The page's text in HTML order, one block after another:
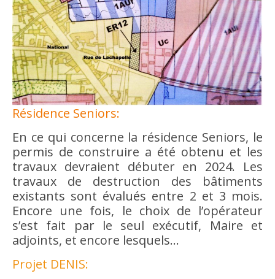
Résidence Seniors:
En ce qui concerne la résidence Seniors, le
permis de construire a été obtenu et les
travaux devraient débuter en 2024. Les
travaux de destruction des bâtiments
existants sont évalués entre 2 et 3 mois.
Encore une fois, le choix de l’opérateur
s’est fait par le seul exécutif, Maire et
adjoints, et encore lesquels…
Projet DENIS: